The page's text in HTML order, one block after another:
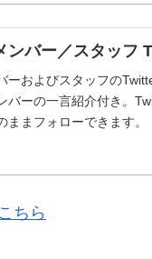
ンバー／スタッフ
ーおよびスタッフの
バーの一言紹介付き。
ままフォローできます。
ちら